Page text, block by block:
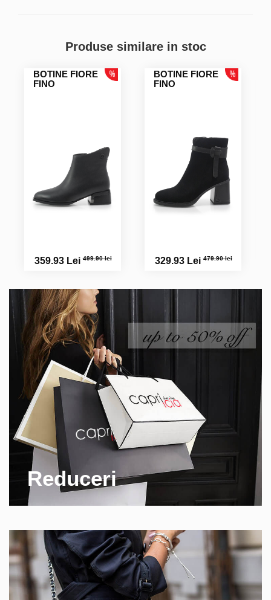
Produse similare in stoc
BOTINE FIORE
FINO
359.93 Lei499.90 lei
BOTINE FIORE
FINO
329.93 Lei479.90 lei
Reduceri